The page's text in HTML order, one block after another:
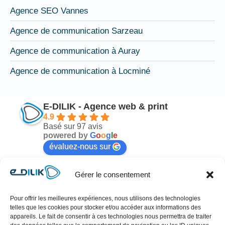
Gérer le consentement
Pour offrir les meilleures expériences, nous utilisons des technologies
telles que les cookies pour stocker et/ou accéder aux informations des
appareils. Le fait de consentir à ces technologies nous permettra de traiter
Agence SEO Vannes
Agence de communication Sarzeau
Agence de communication à Auray
Agence de communication à Locminé
E-DILIK - Agence web & print
4.9
Basé sur 97 avis
powered by Goog e
évaluez-nous sur
Cher Antoine !!!Sincèrement Merci pour votre